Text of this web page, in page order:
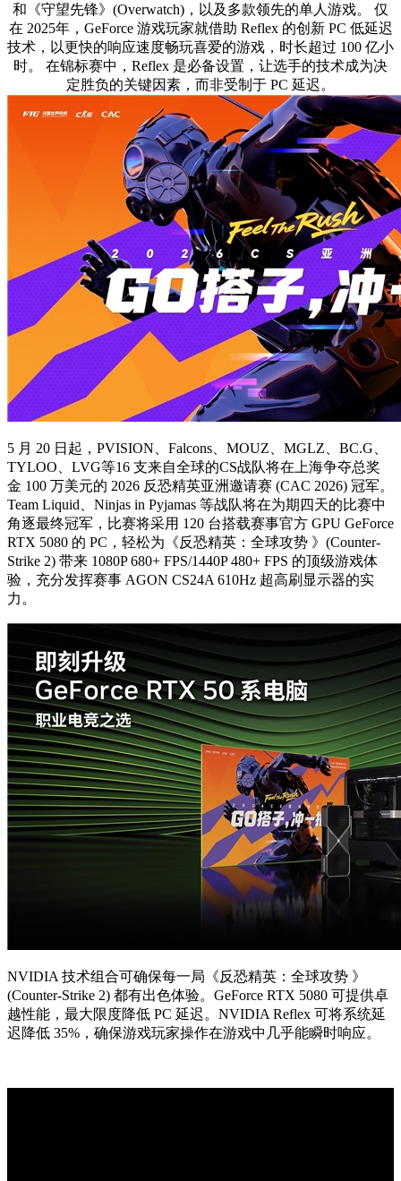
和《守望先锋》(Overwatch)，以及多款领先的单人游戏。 仅
在 2025年，GeForce 游戏玩家就借助 Reflex 的创新 PC 低延迟
技术，以更快的响应速度畅玩喜爱的游戏，时长超过 100 亿小
时。 在锦标赛中，Reflex 是必备设置，让选手的技术成为决
定胜负的关键因素，而非受制于 PC 延迟。
5 月 20 日起，PVISION、Falcons、MOUZ、MGLZ、BC.G、
TYLOO、LVG等16 支来自全球的CS战队将在上海争夺总奖
金 100 万美元的 2026 反恐精英亚洲邀请赛 (CAC 2026) 冠军。
Team Liquid、Ninjas in Pyjamas 等战队将在为期四天的比赛中
角逐最终冠军，比赛将采用 120 台搭载赛事官方 GPU GeForce
RTX 5080 的 PC，轻松为《反恐精英：全球攻势 》(Counter-
Strike 2) 带来 1080P 680+ FPS/1440P 480+ FPS 的顶级游戏体
验，充分发挥赛事 AGON CS24A 610Hz 超高刷显示器的实
力。
NVIDIA 技术组合可确保每一局《反恐精英：全球攻势 》
(Counter-Strike 2) 都有出色体验。GeForce RTX 5080 可提供卓
越性能，最大限度降低 PC 延迟。NVIDIA Reflex 可将系统延
迟降低 35%，确保游戏玩家操作在游戏中几乎能瞬时响应。